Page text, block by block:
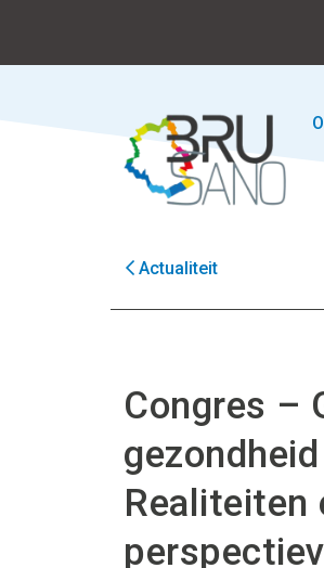
Actualiteit
Congres –
Realiteiten